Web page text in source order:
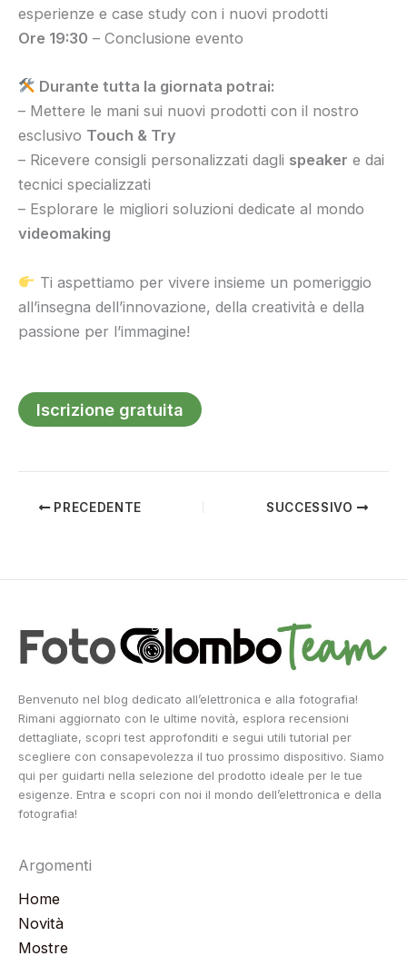
esperienze e case study con i nuovi prodotti
Ore 19:30 – Conclusione evento
Durante tutta la giornata potrai:
– Mettere le mani sui nuovi prodotti con il nostro
esclusivo Touch & Try
– Ricevere consigli personalizzati dagli speaker e dai
tecnici specializzati
– Esplorare le migliori soluzioni dedicate al mondo
videomaking
Ti aspettiamo per vivere insieme un pomeriggio
all’insegna dell’innovazione, della creatività e della
passione per l’immagine!
Iscrizione gratuita
PRECEDENTE SUCCESSIVO
Benvenuto nel blog dedicato all’elettronica e alla fotografia!
Rimani aggiornato con le ultime novità, esplora recensioni
dettagliate, scopri test approfonditi e segui utili tutorial per
scegliere con consapevolezza il tuo prossimo dispositivo. Siamo
qui per guidarti nella selezione del prodotto ideale per le tue
esigenze. Entra e scopri con noi il mondo dell’elettronica e della
fotografia!
Argomenti
Home
Novità
Mostre